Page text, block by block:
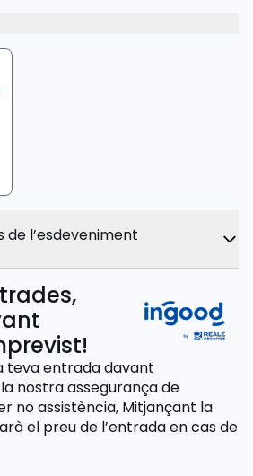
de l’esdeveniment
teva entrada davant
nostra assegurança de
no assistència, Mitjançant la
el preu de l’entradaen cas de